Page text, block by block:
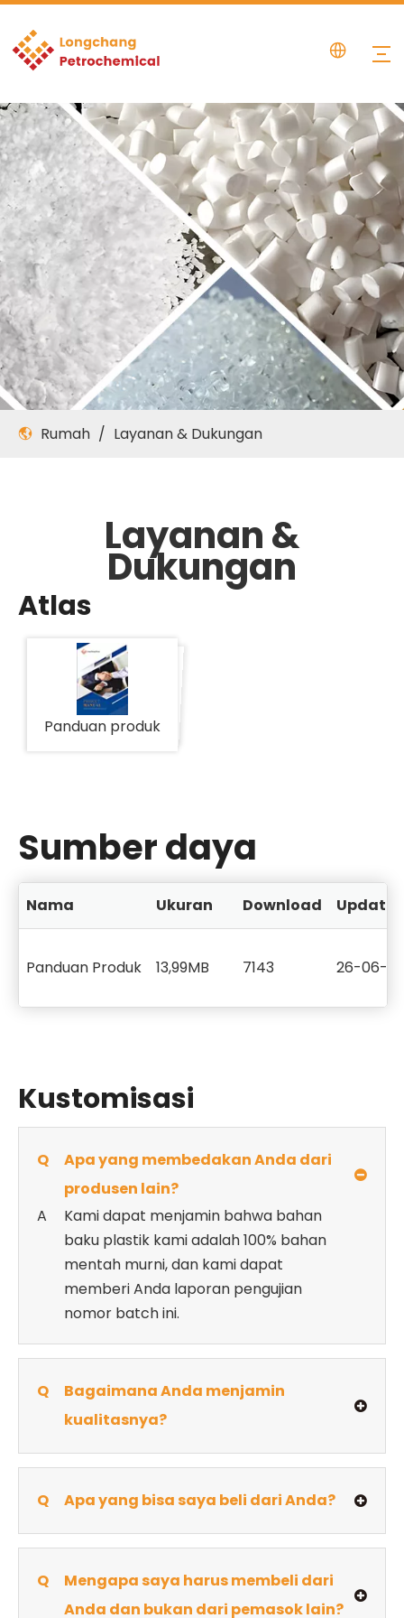
Rumah / Layanan & Dukungan
Layanan &
Dukungan
Atlas
Panduan produk
Sumber daya
Nama Ukuran Download Update
Panduan Produk 13,99MB 7143 26-06-
Kustomisasi
Q
Apa yang membedakan Anda dari
produsen lain?
A
Kami dapat menjamin bahwa bahan
baku plastik kami adalah 100% bahan
mentah murni, dan kami dapat
memberi Anda laporan pengujian
nomor batch ini.
Q
Bagaimana Anda menjamin
kualitasnya?
Q Apa yang bisa saya beli dari Anda?
Q
Mengapa saya harus membeli dari
Anda dan bukan dari pemasok lain?